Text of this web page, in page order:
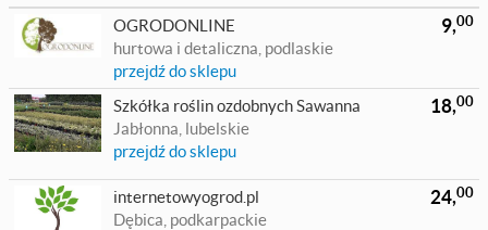
OGRODONLINE
hurtowa i detaliczna, podlaskie
przejdź do sklepu
9,00
Szkółka roślin ozdobnych Sawanna
Jabłonna, lubelskie
przejdź do sklepu
18,00
internetowyogrod.pl
Dębica, podkarpackie
24,00